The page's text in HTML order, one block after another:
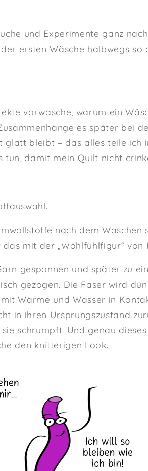
und Experimente ganz
ersten Wäsche halbwegs so
vorwasche, warum ein
es später bei
bleibt – das alles teile ich
tun, damit mein Quilt nicht
nach dem Waschen
mit der „Wohlfühlfigur“ von
gesponnen und später zu
gezogen. Die Faser wird
Wärme und Wasser in
in ihren Ursprungszustand
schrumpft. Und genau dieses
den knitterigen Look.